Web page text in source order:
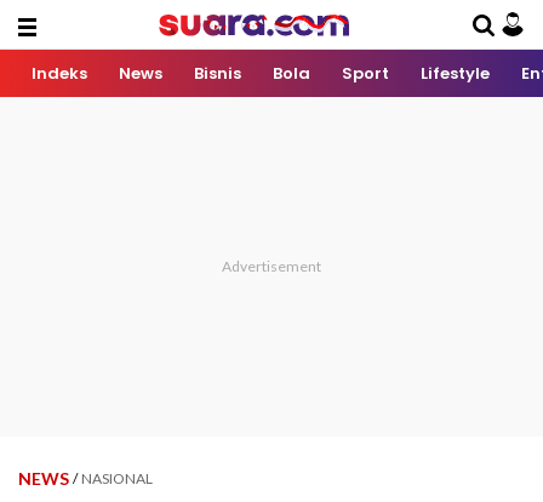
Indeks News Bisnis Bola Sport Lifestyle
NEWS / NASIONAL